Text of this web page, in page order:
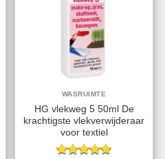
WASRUIMTE
HG vlekweg 5 50ml De
krachtigste vlekverwijderaar
voor textiel